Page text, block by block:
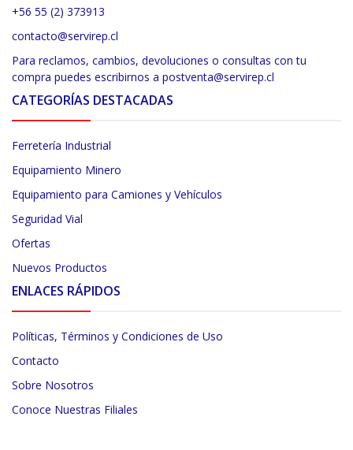
+56 55 (2) 373913
contacto@servirep.cl
Para reclamos, cambios, devoluciones o consultas con tu
compra puedes escribirnos a postventa@servirep.cl
CATEGORÍAS DESTACADAS
Ferretería Industrial
Equipamiento Minero
Equipamiento para Camiones y Vehículos
Seguridad Vial
Ofertas
Nuevos Productos
ENLACES RÁPIDOS
Políticas, Términos y Condiciones de Uso
Contacto
Sobre Nosotros
Conoce Nuestras Filiales